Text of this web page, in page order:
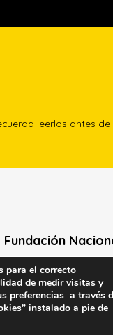
leerlos antes
Fundación
Calle Edgar Neville, 1 -
(antes calle General
28020 (Madrid) – Tel.
para el correcto
de medir visitas y
preferencias a través
instalado a pie de